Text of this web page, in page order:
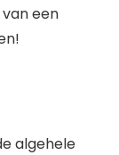
een
algehele